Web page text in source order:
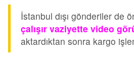
İstanbul dışı gönderiler de
çalışır vaziyette video
aktardıktan sonra kargo